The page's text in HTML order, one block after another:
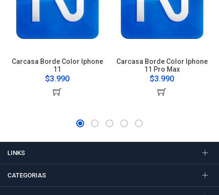
Carcasa Borde Color Iphone
11
$3.990
Carcasa Borde Color Iphone
11 Pro Max
$3.990
LINKS
CATEGORIAS